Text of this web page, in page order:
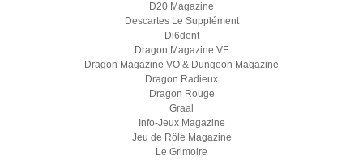
D20 Magazine
Descartes Le Supplément
Di6dent
Dragon Magazine VF
Dragon Magazine VO & Dungeon Magazine
Dragon Radieux
Dragon Rouge
Graal
Info-Jeux Magazine
Jeu de Rôle Magazine
Le Grimoire